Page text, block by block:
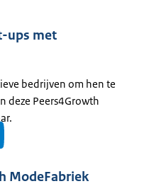
ups met
bedrijven om hen te
deze Peers4Growth
ModeFabriek